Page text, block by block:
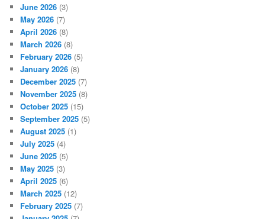
June 2026 (3)
May 2026 (7)
April 2026 (8)
March 2026 (8)
February 2026 (5)
January 2026 (8)
December 2025 (7)
November 2025 (8)
October 2025 (15)
September 2025 (5)
August 2025 (1)
July 2025 (4)
June 2025 (5)
May 2025 (3)
April 2025 (6)
March 2025 (12)
February 2025 (7)